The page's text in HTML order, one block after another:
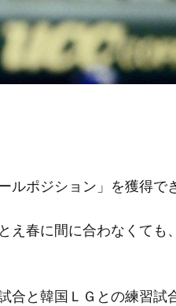
ポジション」を獲得で
え春に間に合わなくても
合と韓国ＬＧとの練習試